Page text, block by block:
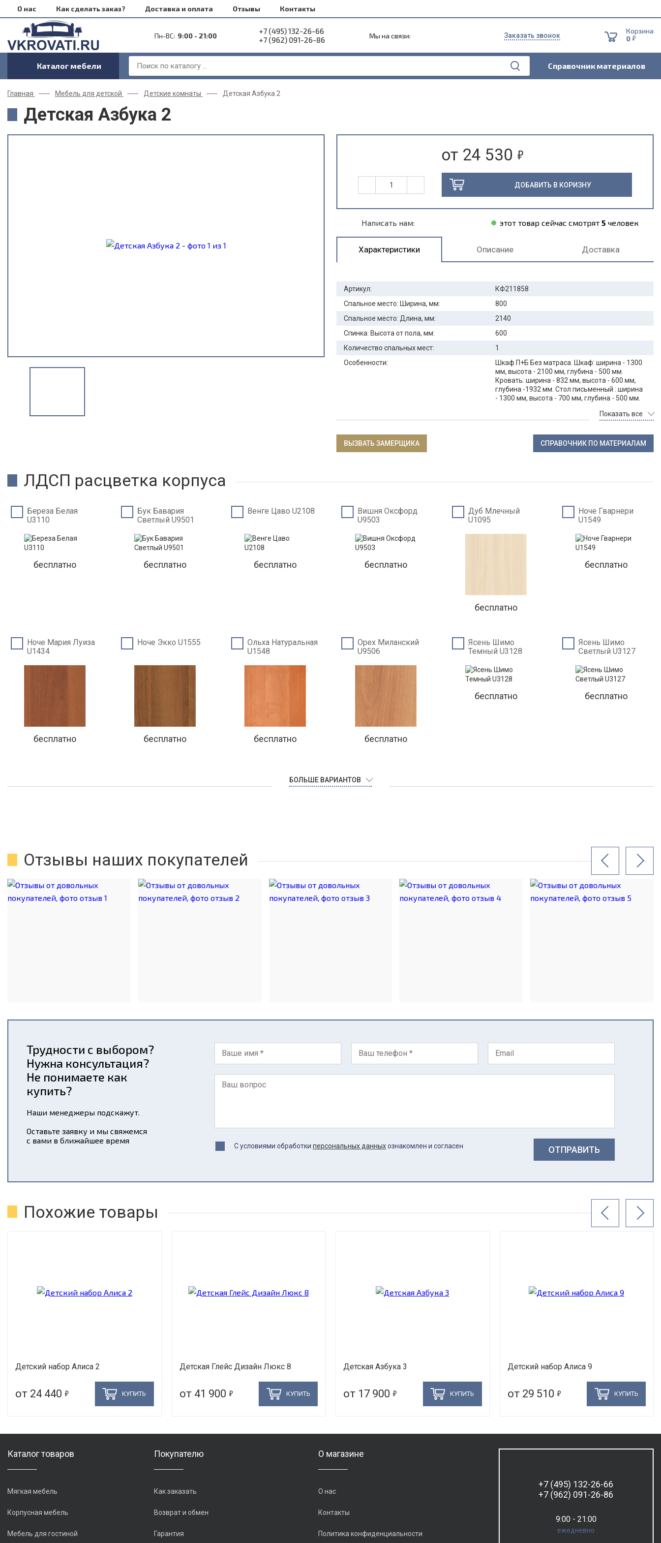
О нас Как сделать заказ? Доставка и оплата Отзывы Контакты
Пн-ВС: 9:00 - 21:00
+7 (495) 132-26-66
+7 (962) 091-26-86
Мы на связи: Заказать звонок
Корзина
0 5
Каталог мебели Справочник материалов
Главная Мебель для детской Детские комнаты Детская Азбука 2
Детская Азбука 2
от 24 530 5
ДОБАВИТЬ В КОРИЗНУ
Написать нам: этот товар сейчас смотрят 5 человек
Характеристики Описание Доставка
Артикул:
КФ211858
Спальное место: Ширина, мм:
800
Спальное место: Длина, мм:
2140
Спинка: Высота от пола, мм:
600
Количество спальных мест:
1
Особенности:
Шкаф П+Б Без матраса. Шкаф: ширина - 1300
мм, высота - 2100 мм, глубина - 500 мм.
Кровать: ширина - 832 мм, высота - 600 мм,
глубина -1932 мм. Стол письменный : ширина
- 1300 мм, высота - 700 мм, глубина - 500 мм.
Показать все
ВЫЗВАТЬ ЗАМЕРЩИКА СПРАВОЧНИК ПО МАТЕРИАЛАМ
ЛДСП расцветка корпуса
Береза Белая
U3110
бесплатно
Бук Бавария
Светлый U9501
бесплатно
Венге Цаво U2108
бесплатно
Вишня Оксфорд
U9503
бесплатно
Дуб Млечный
U1095
бесплатно
Ноче Гварнери
U1549
бесплатно
Ноче Мария Луиза
U1434
бесплатно
Ноче Экко U1555
бесплатно
Ольха Натуральная
U1548
бесплатно
Орех Миланский
U9506
бесплатно
Ясень Шимо
Темный U3128
бесплатно
Ясень Шимо
Светлый U3127
бесплатно
БОЛЬШЕ ВАРИАНТОВ
Отзывы наших покупателей
Трудности с выбором?
Нужна консультация?
Не понимаете как
купить?
Наши менеджеры подскажут.
Оставьте заявку и мы свяжемся
с вами в ближайшее время
С условиями обработки персональных данныхознакомлен и согласен ОТПРАВИТЬ
Похожие товары
Детский набор Алиса 2
от 24 440 5 КУПИТЬ
Детская Глейс Дизайн Люкс 8
от 41 900 5 КУПИТЬ
Детская Азбука 3
от 17 900 5 КУПИТЬ
Детский набор Алиса 9
от 29 510 5 КУПИТЬ
Каталог товаров
Мягкая мебель
Корпусная мебель
Мебель для гостиной
Покупателю
Как заказать
Возврат и обмен
Гарантия
О магазине
О нас
Контакты
Политика конфиденциальности
+7 (495) 132-26-66
+7 (962) 091-26-86
9:00 - 21:00
ежедневно